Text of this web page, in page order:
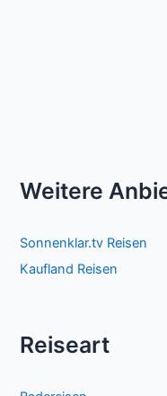
Weitere
Sonnenklar.tv Reisen
Kaufland Reisen
Reiseart